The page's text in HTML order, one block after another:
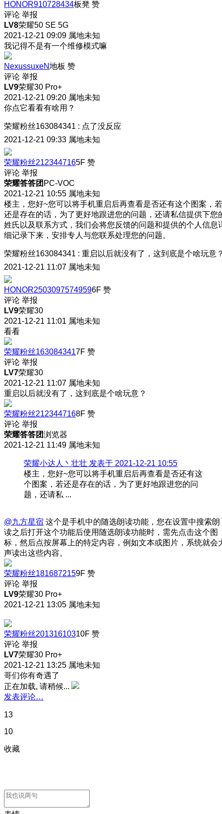
HONOR910728434板凳 赞
评论 举报
LV8荣耀50 SE 5G
2021-12-21 09:09 属地未知
我记得不是有一个维修模式嘛
NexussuxeN地板 赞
评论 举报
LV9荣耀30 Pro+
2021-12-21 09:20 属地未知
你点它看看有啥用？
荣耀粉丝163084341 : 点了没反应
2021-12-21 09:33 属地未知
荣耀粉丝2123447165F 赞
评论 举报
荣耀答答团 PC-VOC
2021-12-21 10:55 属地未知
楼主，您好~您可以将手机重启后再查看是否还有这个图案，若
还是存在的话，为了更好地跟进您的问题，还请私信提供下您
姓氏以及联系方式，我们会将您反馈的问题和提供的个人信息
细记录下来，安排专人与您联系处理您的问题。
荣耀粉丝163084341 : 重启以后就没有了，这到底是个啥玩意
2021-12-21 11:07 属地未知
HONOR25030975749596F 赞
评论 举报
LV9荣耀30
2021-12-21 11:01 属地未知
看看
荣耀粉丝1630843417F 赞
评论 举报
LV7荣耀30
2021-12-21 11:07 属地未知
重启以后就没有了，这到底是个啥玩意？
荣耀粉丝2123447168F 赞
评论 举报
荣耀答答团浏览器
2021-12-21 11:49 属地未知
荣耀小达人丶壮壮 发表于 2021-12-21 10:55
楼主，您好~您可以将手机重启后再查看是否还有这
个图案，若还是存在的话，为了更好地跟进您的问
题，还请私 ...
@九方星宿 这个是手机中的随选朗读功能，您在设置中搜索朗
读之后打开这个功能后使用随选朗读功能时，需先点击这个图
标，然后点按屏幕上的特定内容，例如文本或图片，系统就会
声读出这些内容。
荣耀粉丝1816872159F 赞
评论 举报
LV9荣耀30 Pro+
2021-12-21 13:05 属地未知
荣耀粉丝20131610310F 赞
评论 举报
LV7荣耀30 Pro+
2021-12-21 13:25 属地未知
哥们你有奇遇了
正在加载, 请稍候...
发表评论…
13
10
收藏